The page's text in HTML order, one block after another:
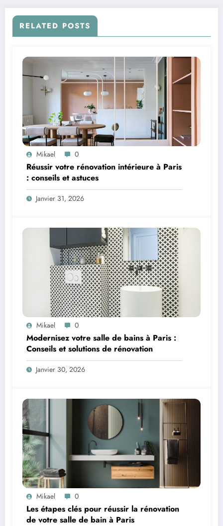
RELATED POSTS
Mikael 0
Réussir votre rénovation intérieure à Paris
: conseils et astuces
Janvier 31, 2026
Mikael 0
Modernisez votre salle de bains à Paris :
Conseils et solutions de rénovation
Janvier 30, 2026
Mikael 0
Les étapes clés pour réussir la rénovation
de votre salle de bain à Paris